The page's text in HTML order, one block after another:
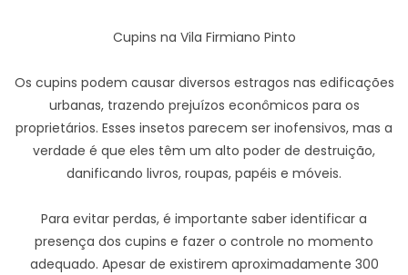
Cupins na Vila Firmiano Pinto
Os cupins podem causar diversos estragos nas edificações
urbanas, trazendo prejuízos econômicos para os
proprietários. Esses insetos parecem ser inofensivos, mas a
verdade é que eles têm um alto poder de destruição,
danificando livros, roupas, papéis e móveis.
Para evitar perdas, é importante saber identificar a
presença dos cupins e fazer o controle no momento
adequado. Apesar de existirem aproximadamente 300